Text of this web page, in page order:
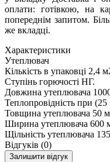
оплати: готівкою, на
попереднім запитом.
же вкладці.
Характеристики
Утеплювач
Кількість в упаковці 2,4
Ступінь горючості НГ.
Довжина утеплювача
Теплопровідність при (25
Товщина утеплювача 50
Ширина утеплювача 600
Щільність утеплювача
Відгуків (0)
Залишити відгук